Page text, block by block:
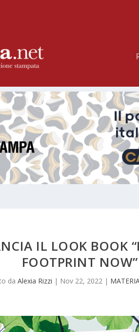
IL LOOK BOOK
FOOTPRINT NOW”
daAlexia Rizzi | Nov 22, 2022 |